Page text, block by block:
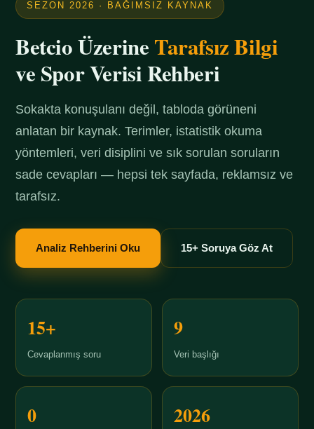
SEZON 2026 · BAĞIMSIZ KAYNAK
Betcio ÜzerineTarafsız Bilgi
ve Spor Verisi Rehberi
Sokakta konuşulanı değil, tabloda görüneni
anlatan bir kaynak. Terimler, istatistik okuma
yöntemleri, veri disiplini ve sık sorulan soruların
sade cevapları — hepsi tek sayfada, reklamsız ve
tarafsız.
Analiz Rehberini Oku 15+ Soruya Göz At
15+
Cevaplanmış soru
9
Veri başlığı
0 2026